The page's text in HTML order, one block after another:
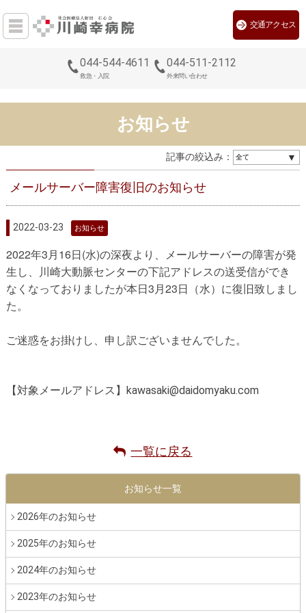
044-544-4611
救急・入院
044-511-2112
外来問い合わせ
交通アクセス
お知らせ
記事の絞込み：
メールサーバー障害復旧のお知らせ
2022-03-23 お知らせ
2022年3月16日(水)の深夜より、メールサーバーの障害が発
生し、川崎大動脈センターの下記アドレスの送受信ができ
なくなっておりましたが本日3月23日（水）に復旧致しまし
た。
ご迷惑をお掛けし、申し訳ございませんでした。
【対象メールアドレス】 kawasaki@daidomyaku.com
一覧に戻る
お知らせ一覧
2026年のお知らせ
2025年のお知らせ
2024年のお知らせ
2023年のお知らせ